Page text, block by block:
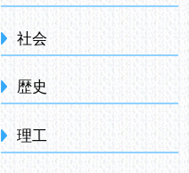
社会
歴史
理工